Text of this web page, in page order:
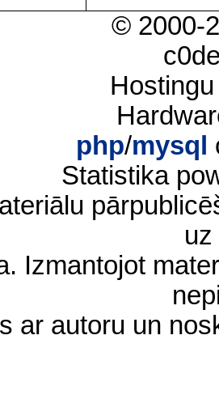
© 2000-
php/mysql
Statistika
Izmantojot
ar autoru un